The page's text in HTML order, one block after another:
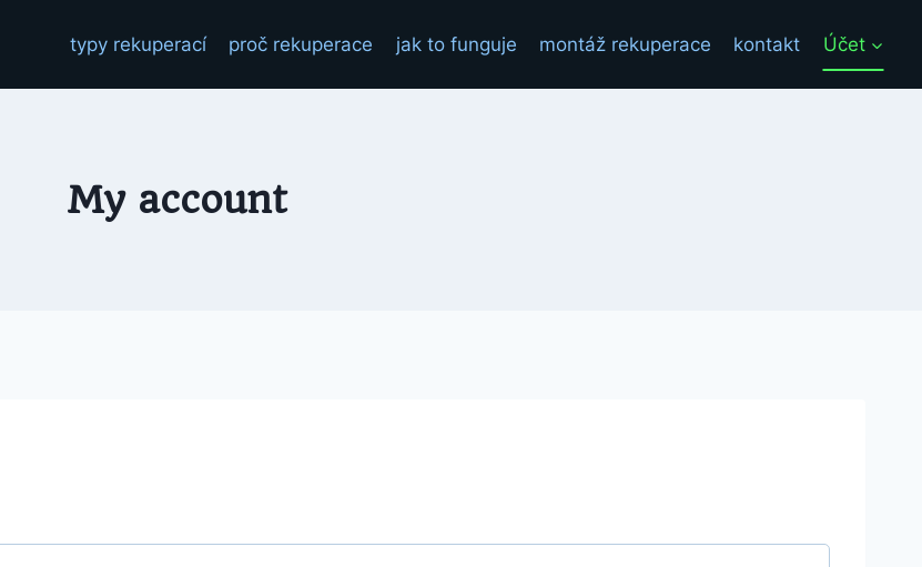
typy rekuperací proč rekuperace jak to funguje montáž rekuperace kontakt Účet
My account